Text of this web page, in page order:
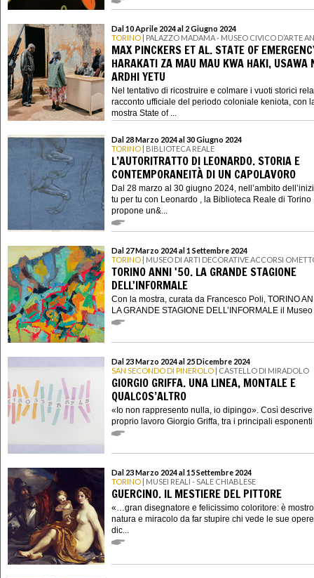
Dal 10 Aprile 2024 al 2 Giugno 2024
TORINO | PALAZZO MADAMA - MUSEO CIVICO D’ARTE
MAX PINCKERS ET AL. STATE OF
HARAKATI ZA MAU MAU KWA HAKI, USAWA
ARDHI YETU
Nel tentativo di ricostruire e colmare i vuoti storici
racconto ufficiale del periodo coloniale keniota, con
mostra State of ...
Dal 28 Marzo 2024 al 30 Giugno 2024
TORINO | BIBLIOTECA REALE
L’AUTORITRATTO DI LEONARDO. STORIA E
CONTEMPORANEITÀ DI UN CAPOLAVORO
Dal 28 marzo al 30 giugno 2024, nell’ambito
tu per tu con Leonardo , la Biblioteca Reale di Torino
propone un&...
Dal 27 Marzo 2024 al 1 Settembre 2024
TORINO | MUSEO DI ARTI DECORATIVE ACCORSI
TORINO ANNI '50. LA GRANDE STAGIONE
DELL'INFORMALE
Con la mostra, curata da Francesco Poli, TORINO
LA GRANDE STAGIONE DELL’INFORMALE il
Dal 23 Marzo 2024 al 25 Dicembre 2024
SAN SECONDO DI PINEROLO | CASTELLO DI MIRADOLO
GIORGIO GRIFFA. UNA LINEA, MONTALE E
QUALCOS’ALTRO
«Io non rappresento nulla, io dipingo». Così
proprio lavoro Giorgio Griffa, tra i principali
Dal 23 Marzo 2024 al 15 Settembre 2024
TORINO | MUSEI REALI - SALE CHIABLESE
GUERCINO. IL MESTIERE DEL PITTORE
«…gran disegnatore e felicissimo coloritore: è
natura e miracolo da far stupire chi vede le sue
dic...